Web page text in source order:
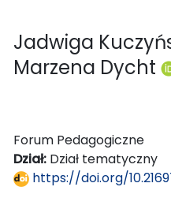
Jadwiga
Marzena Dycht
Forum Pedagogiczne
Dział: Dział tematyczny
https://doi.org/